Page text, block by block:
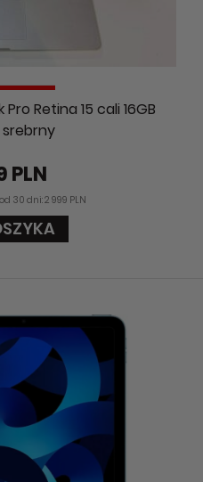
Retina 15 cali 16GB
srebrny
PLN
30 dni: 2 999 PLN